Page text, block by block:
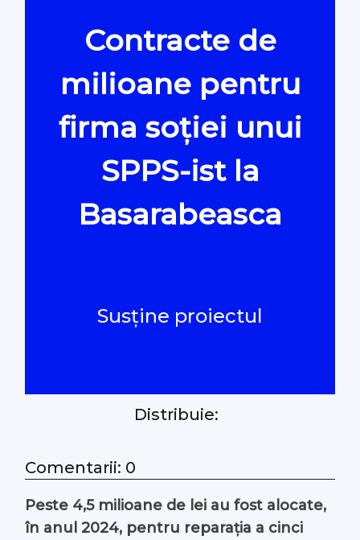
#PeScurt din Parlament
#PeScurt din CMC
#ProContra
Contracte de
milioane pentru
firma soției unui
SPPS-ist la
Basarabeasca
Susține proiectul
Distribuie:
Comentarii: 0
Peste 4,5 milioane de lei au fost alocate,
în anul 2024, pentru reparația a cinci